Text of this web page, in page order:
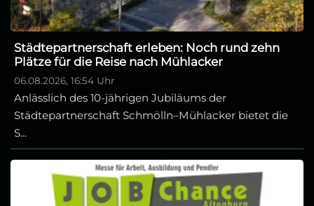
Städtepartnerschaft erleben: Noch rund zehn
Plätze für die Reise nach Mühlacker
06.08.2026, 16:54 Uhr
Anlässlich des 10-jährigen Jubiläums der
Städtepartnerschaft Schmölln–Mühlacker bietet die
S...